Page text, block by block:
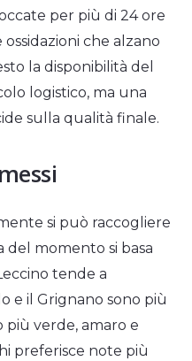
per più di 24 ore
che alzano
la disponibilità del
logistico, ma una
sulla qualità finale.
si può raccogliere
del momento si basa
tende a
e il Grignano sono più
più verde, amaro e
preferisce note più